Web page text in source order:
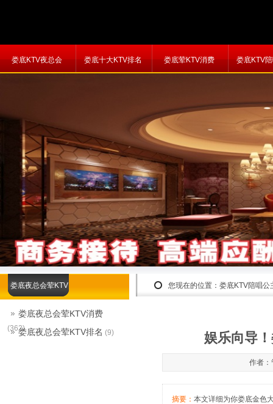
娄底KTV夜总会 娄底十大KTV排名 娄底荤KTV消费 娄底KTV
您现在的位置： 娄底KTV陪唱公
娱乐向导
作者
摘要： 本文详细为你娄底金色
娄底夜总会荤KTV
娄底夜总会荤KTV消费
(362)娄底夜总会荤KTV排名 (9)